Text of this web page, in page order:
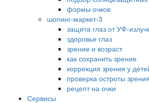
формы очков
шопинг-маркет-3
защита глаз от УФ-
здоровье глаз
зрение и возраст
как сохранить зрение
коррекция зрения у
проверка остроты зрения
рецепт на очки
Сервисы